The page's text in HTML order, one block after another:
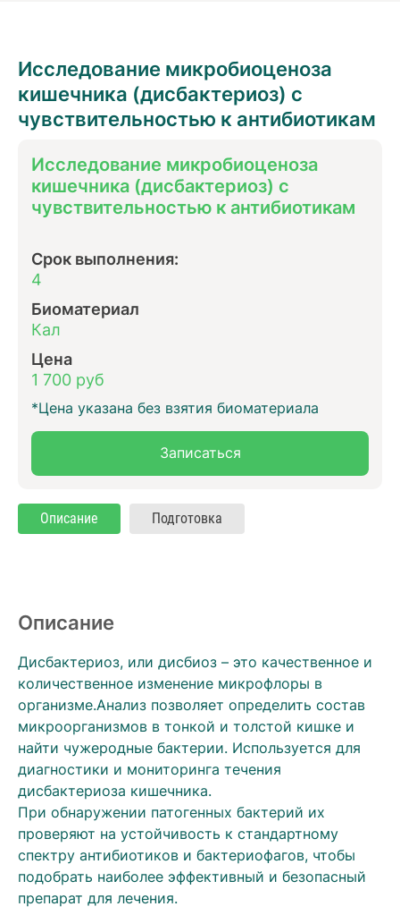
Исследование микробиоценоза
кишечника (дисбактериоз) с
чувствительностью к антибиотикам
Исследование микробиоценоза
кишечника (дисбактериоз) с
чувствительностью к антибиотикам
Срок выполнения:
4
Биоматериал
Кал
Цена
1 700 руб
*Цена указана без взятия биоматериала
Записаться
Описание Подготовка
Описание
Дисбактериоз, или дисбиоз – это качественное и
количественное изменение микрофлоры в
организме.Анализ позволяет определить состав
микроорганизмов в тонкой и толстой кишке и
найти чужеродные бактерии. Используется для
диагностики и мониторинга течения
дисбактериоза кишечника.
При обнаружении патогенных бактерий их
проверяют на устойчивость к стандартному
спектру антибиотиков и бактериофагов, чтобы
подобрать наиболее эффективный и безопасный
препарат для лечения.